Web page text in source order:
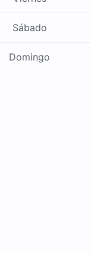
Sábado
Domingo